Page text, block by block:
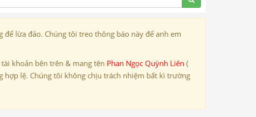
lừa đảo. Chúng tôi treo thông báo này để anh em
khoản bên trên & mang tên Phan Ngọc Quỳnh Liên (
hợp lệ. Chúng tôi không chịu trách nhiệm bất kì trường